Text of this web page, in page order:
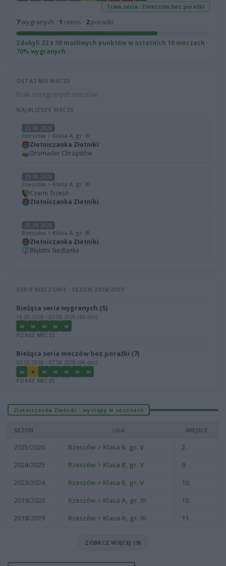
Trwa seria: 7 meczów bez porażki
7wygranych · 1 remis · 2porażki
Zdobyli 22 z 30 możliwych punktów w ostatnich 10 meczach ·
70% wygranych
OSTATNIE MECZE
Brak rozegranych meczów.
NAJBLIŻSZE MECZE
22.08.2026
Rzeszów > Klasa A, gr. III
Złotniczanka Złotniki
Dromader Chrząstów
29.08.2026
Rzeszów > Klasa A, gr. III
Czarni Trześń
Złotniczanka Złotniki
05.09.2026
Rzeszów > Klasa A, gr. III
Złotniczanka Złotniki
Błękitni Siedlanka
SERIE MECZOWE · SEZON 2026/2027
Bieżąca seria wygranych (5)
16.05.2026 - 07.08.2026 (83 dni)
W W W W W
POKAŻ MECZE
Bieżąca seria meczów bez porażki (7)
03.05.2026 - 07.08.2026 (96 dni)
W R W W W W W
POKAŻ MECZE
Złotniczanka Złotniki - występy w sezonach
SEZON LIGA MIEJSCE
2025/2026 Rzeszów > Klasa B, gr. V
2.
2024/2025
Rzeszów > Klasa B, gr. V
9.
2023/2024
Rzeszów > Klasa B, gr. V
10.
2019/2020
Rzeszów > Klasa A, gr. III
13.
2018/2019
Rzeszów > Klasa A, gr. III 11.
ZOBACZ WIĘCEJ (9)